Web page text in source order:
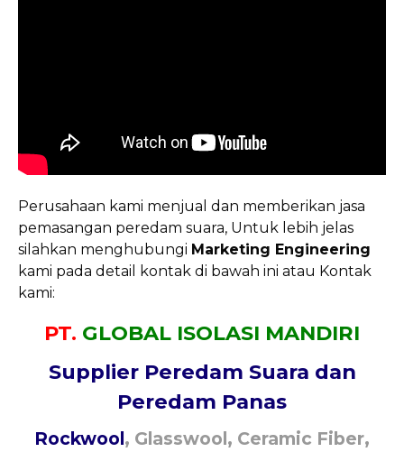
Perusahaan kami menjual dan memberikan jasa
pemasangan peredam suara, Untuk lebih jelas
silahkan menghubungi Marketing Engineering
kami pada detail kontak di bawah ini atau Kontak
kami:
PT. GLOBAL ISOLASI MANDIRI
Supplier Peredam Suara dan
Peredam Panas
Rockwool , Glasswool, Ceramic Fiber,